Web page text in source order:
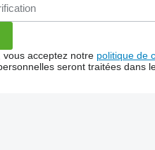
vous acceptez notre politique de
seront traitées dans